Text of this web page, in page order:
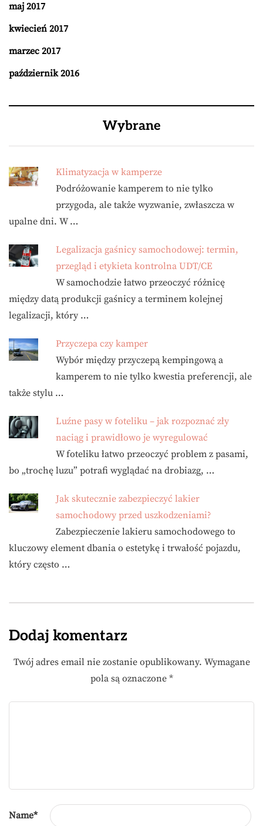
maj 2017
kwiecień 2017
marzec 2017
październik 2016
Wybrane
Klimatyzacja w kamperze
Podróżowanie kamperem to nie tylko
przygoda, ale także wyzwanie, zwłaszcza w
upalne dni. W …
Legalizacja gaśnicy samochodowej: termin,
przegląd i etykieta kontrolna UDT/CE
W samochodzie łatwo przeoczyć różnicę
między datą produkcji gaśnicy a terminem kolejnej
legalizacji, który …
Przyczepa czy kamper
Wybór między przyczepą kempingową a
kamperem to nie tylko kwestia preferencji, ale
także stylu …
Luźne pasy w foteliku – jak rozpoznać zły
naciąg i prawidłowo je wyregulować
W foteliku łatwo przeoczyć problem z pasami,
bo „trochę luzu” potrafi wyglądać na drobiazg, …
Jak skutecznie zabezpieczyć lakier
samochodowy przed uszkodzeniami?
Zabezpieczenie lakieru samochodowego to
kluczowy element dbania o estetykę i trwałość pojazdu,
który często …
Dodaj komentarz
Twój adres email nie zostanie opublikowany. Wymagane
pola są oznaczone *
Name*